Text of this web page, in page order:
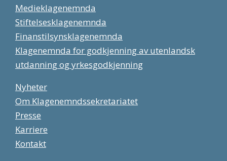
Medieklagenemnda
Stiftelsesklagenemnda
Finanstilsynsklagenemnda
Klagenemnda for godkjenning av utenlandsk
utdanning og yrkesgodkjenning
Nyheter
Om Klagenemndssekretariatet
Presse
Karriere
Kontakt